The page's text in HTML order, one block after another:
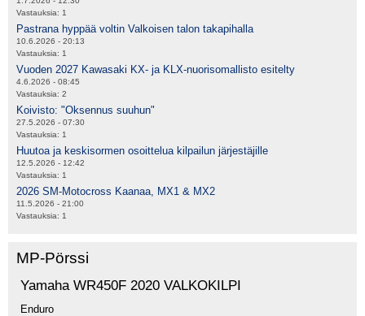
Vastauksia: 1
Pastrana hyppää voltin Valkoisen talon takapihalla
10.6.2026 - 20:13
Vastauksia: 1
Vuoden 2027 Kawasaki KX- ja KLX-nuorisomallisto esitelty
4.6.2026 - 08:45
Vastauksia: 2
Koivisto: "Oksennus suuhun"
27.5.2026 - 07:30
Vastauksia: 1
Huutoa ja keskisormen osoittelua kilpailun järjestäjille
12.5.2026 - 12:42
Vastauksia: 1
2026 SM-Motocross Kaanaa, MX1 & MX2
11.5.2026 - 21:00
Vastauksia: 1
MP-Pörssi
Yamaha WR450F 2020 VALKOKILPI
Enduro